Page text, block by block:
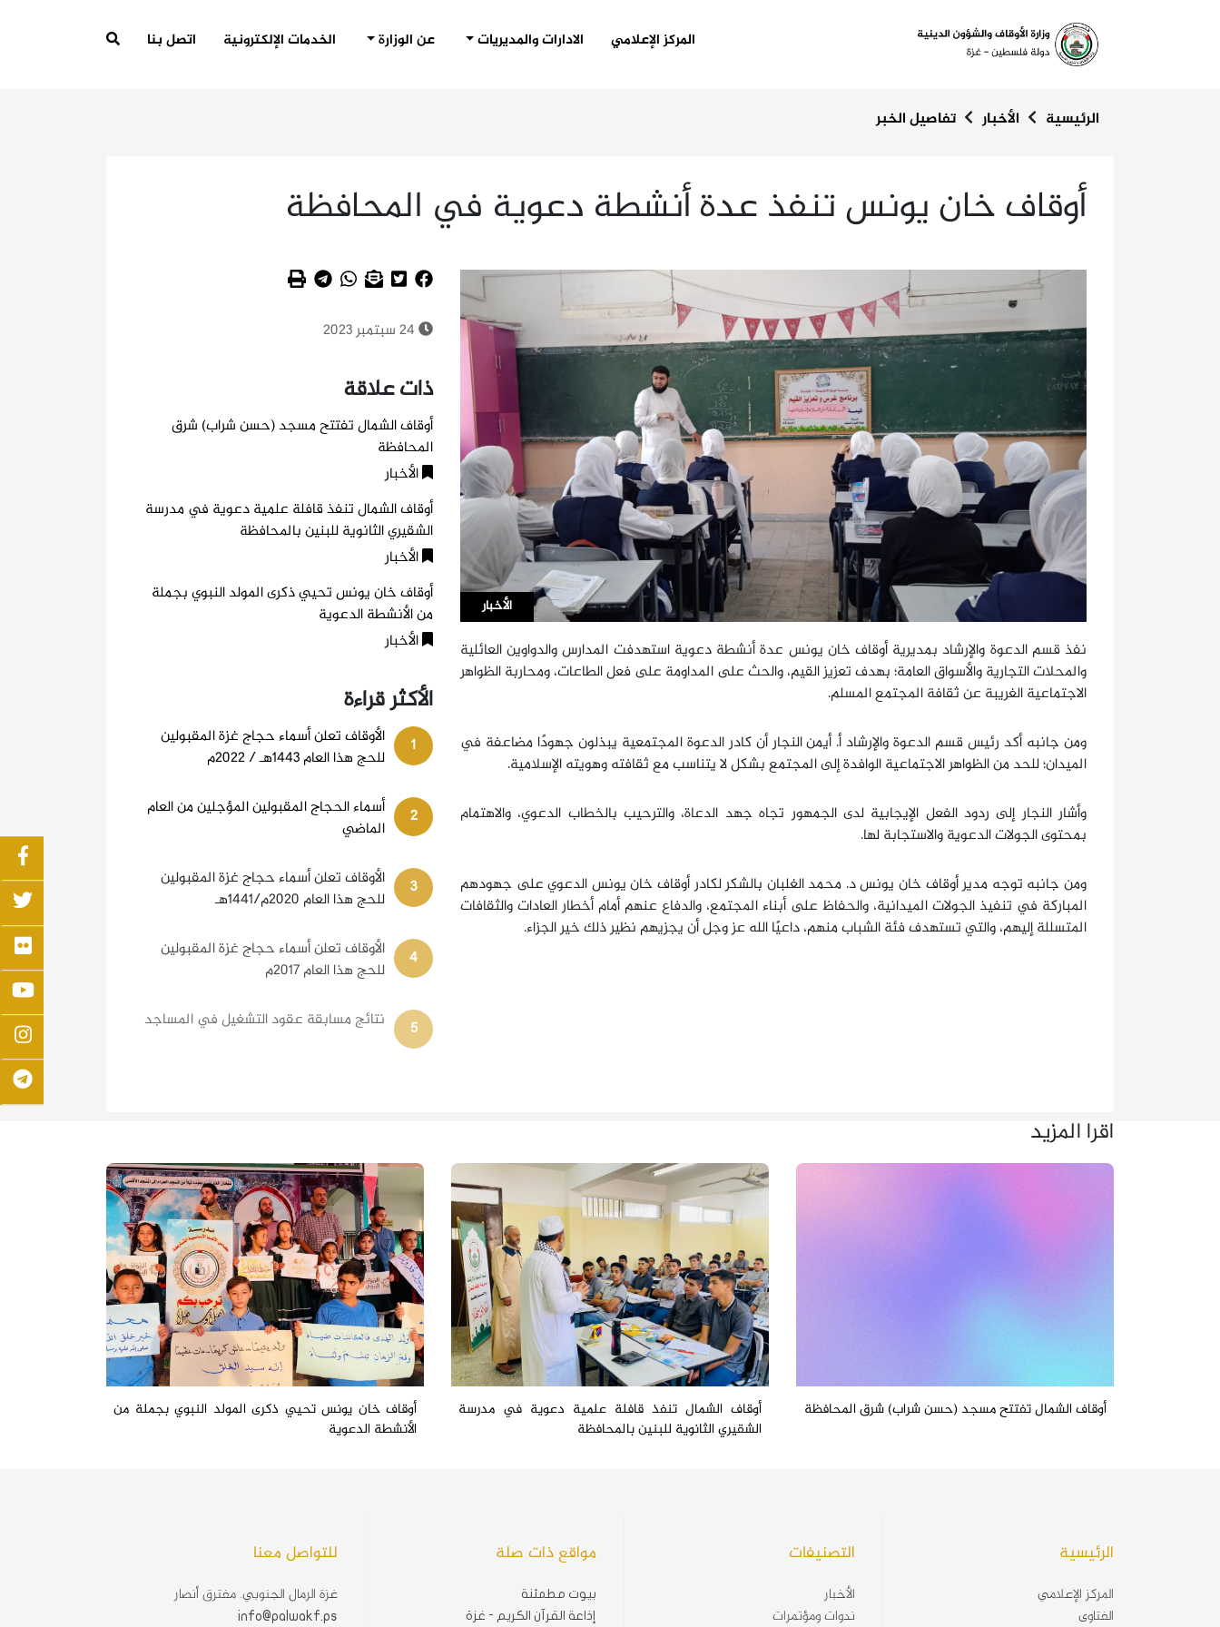
(CURRENT)المركز الإعلامي الادارات والمديريات عن الوزارة الخدمات الإلكترونية اتصل بنا
الرئيسية الأخبار تفاصيل الخبر
أوقاف خان يونس تنفذ عدة أنشطة دعوية في المحافظة
الأخبار
نفذ قسم الدعوة والإرشاد بمديرية أوقاف خان يونس عدة أنشطة دعوية استهدفت المدارس والدواوين العائلية
والمحلات التجارية والأسواق العامة؛ بهدف تعزيز القيم، والحث على المداومة على فعل الطاعات، ومحاربة الظواهر
الاجتماعية الغريبة عن ثقافة المجتمع المسلم.
ومن جانبه أكد رئيس قسم الدعوة والإرشاد أ. أيمن النجار أن كادر الدعوة المجتمعية يبذلون جهودًا مضاعفة في
الميدان؛ للحد من الظواهر الاجتماعية الوافدة إلى المجتمع بشكل لا يتناسب مع ثقافته وهويته الإسلامية.
وأشار النجار إلى ردود الفعل الإيجابية لدى الجمهور تجاه جهد الدعاة، والترحيب بالخطاب الدعوي، والاهتمام
بمحتوى الجولات الدعوية والاستجابة لها.
ومن جانبه توجه مدير أوقاف خان يونس د. محمد الغلبان بالشكر لكادر أوقاف خان يونس الدعوي على جهودهم
المباركة في تنفيذ الجولات الميدانية، والحفاظ على أبناء المجتمع، والدفاع عنهم أمام أخطار العادات والثقافات
المتسللة إليهم، والتي تستهدف فئة الشباب منهم، داعيًا الله عز وجل أن يجزيهم نظير ذلك خير الجزاء.
24 سبتمبر 2023
ذات علاقة
أوقاف الشمال تفتتح مسجد (حسن شراب) شرق
المحافظة
الأخبار
أوقاف الشمال تنفذ قافلة علمية دعوية في مدرسة
الشقيري الثانوية للبنين بالمحافظة
الأخبار
أوقاف خان يونس تحيي ذكرى المولد النبوي بجملة
من الأنشطة الدعوية
الأخبار
الأكثر قراءة
1
الأوقاف تعلن أسماء حجاج غزة المقبولين
للحج هذا العام 1443هـ / 2022م
2
أسماء الحجاج المقبولين المؤجلين من العام
الماضي
3
الأوقاف تعلن أسماء حجاج غزة المقبولين
للحج هذا العام 2020م/1441هـ
4
الأوقاف تعلن أسماء حجاج غزة المقبولين
للحج هذا العام 2017م
5 نتائج مسابقة عقود التشغيل في المساجد
اقرا المزيد
أوقاف الشمال تفتتح مسجد (حسن شراب) شرق المحافظة
أوقاف الشمال تنفذ قافلة علمية دعوية في مدرسة
الشقيري الثانوية للبنين بالمحافظة
أوقاف خان يونس تحيي ذكرى المولد النبوي بجملة من
الأنشطة الدعوية
الرئيسية
المركز الإعلامي
الفتاوى
التصنيفات
الأخبار
ندوات ومؤتمرات
مواقع ذات صلة
بيوت مطمئنة
إذاعة القرآن الكريم - غزة
للتواصل معنا
غزة الرمال الجنوبي. مفترق أنصار
info@palwakf.ps